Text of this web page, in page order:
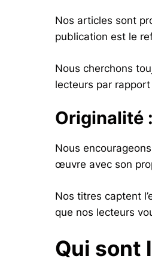
Nos articles sont
publication est le
Nous cherchons
lecteurs par
Originalité
Nous
œuvre avec son
Nos titres captent
que nos lecteurs
Qui sont